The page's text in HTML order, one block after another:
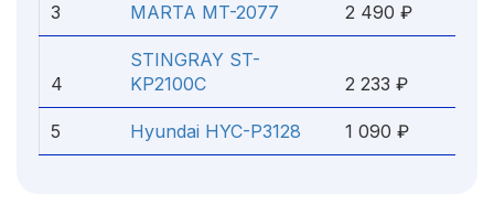
3 MARTA MT-2077 2 490 ₽
4
STINGRAY ST-
KP2100C
2 233 ₽
5 Hyundai HYC-P3128 1 090 ₽